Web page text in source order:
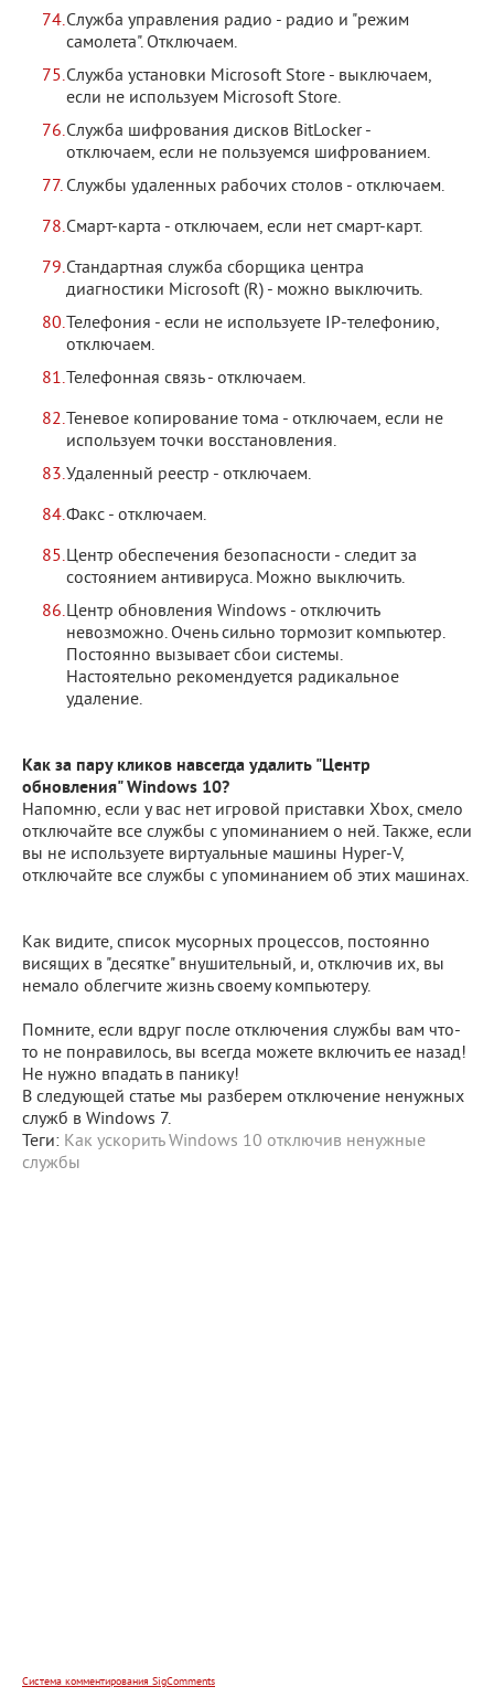
Служба управления радио - радио и "режим
самолета". Отключаем.
Служба установки Microsoft Store - выключаем,
если не используем Microsoft Store.
Служба шифрования дисков BitLocker -
отключаем, если не пользуемся шифрованием.
Службы удаленных рабочих столов - отключаем.
Смарт-карта - отключаем, если нет смарт-карт.
Стандартная служба сборщика центра
диагностики Microsoft (R) - можно выключить.
Телефония - если не используете IP-телефонию,
отключаем.
Телефонная связь - отключаем.
Теневое копирование тома - отключаем, если не
используем точки восстановления.
Удаленный реестр - отключаем.
Факс - отключаем.
Центр обеспечения безопасности - следит за
состоянием антивируса. Можно выключить.
Центр обновления Windows - отключить
невозможно. Очень сильно тормозит компьютер.
Постоянно вызывает сбои системы.
Настоятельно рекомендуется радикальное
удаление.
Как за пару кликов навсегда удалить "Центр
обновления" Windows 10?
Напомню, если у вас нет игровой приставки Xbox, смело
отключайте все службы с упоминанием о ней. Также, если
вы не используете виртуальные машины Hyper-V,
отключайте все службы с упоминанием об этих машинах.
Как видите, список мусорных процессов, постоянно
висящих в "десятке" внушительный, и, отключив их, вы
немало облегчите жизнь своему компьютеру.
Помните, если вдруг после отключения службы вам что-
то не понравилось, вы всегда можете включить ее назад!
Не нужно впадать в панику!
В следующей статье мы разберем отключение ненужных
служб в Windows 7.
Теги: Как ускорить Windows 10 отключив ненужные
службы
Система комментирования SigComments